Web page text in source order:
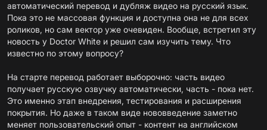
автоматический перевод и дубляж видео на русский язык.
Пока это не массовая функция и доступна она не для всех
роликов, но сам вектор уже очевиден. Вообще, встретил эту
новость у Doctor White и решил сам изучить тему. Что
известно по этому вопросу?
На старте перевод работает выборочно: часть видео
получает русскую озвучку автоматически, часть - пока нет.
Это именно этап внедрения, тестирования и расширения
покрытия. Но даже в таком виде нововведение заметно
меняет пользовательский опыт - контент на английском